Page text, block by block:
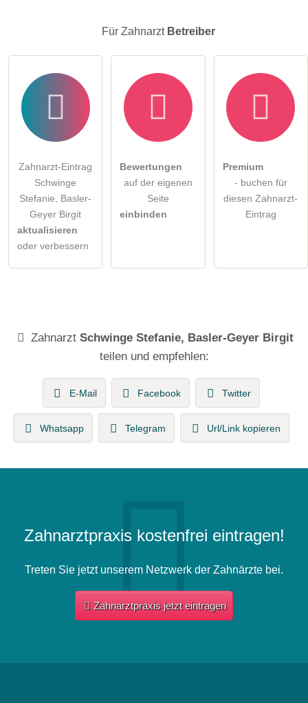
Für Zahnarzt Betreiber
Zahnarzt-Eintrag
Schwinge
Stefanie, Basler-
Geyer Birgit
aktualisieren
oder verbessern
Bewertungen
auf der eigenen
Seite
einbinden
Premium
- buchen für
diesen Zahnarzt-
Eintrag
Zahnarzt Schwinge Stefanie, Basler-Geyer Birgit
teilen und empfehlen:
E-Mail Facebook Twitter
Whatsapp Telegram Url/Link kopieren
Zahnarztpraxis kostenfrei eintragen!
Treten Sie jetzt unserem Netzwerk der Zahnärzte bei.
Zahnarztpraxis jetzt eintragen